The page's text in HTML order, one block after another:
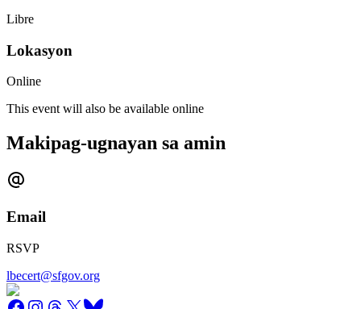
Libre
Lokasyon
Online
This event will also be available online
Makipag-ugnayan sa amin
Email
RSVP
lbecert@sfgov.org